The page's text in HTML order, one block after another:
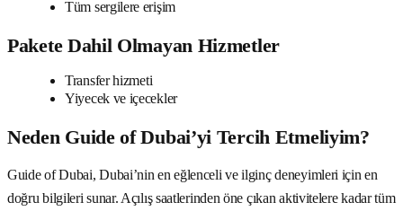
Tüm sergilere erişim
Pakete Dahil Olmayan Hizmetler
Transfer hizmeti
Yiyecek ve içecekler
Neden Guide of Dubai’yi Tercih Etmeliyim?
Guide of Dubai, Dubai’nin en eğlenceli ve ilginç deneyimleri için en
doğru bilgileri sunar. Açılış saatlerinden öne çıkan aktivitelere kadar tüm